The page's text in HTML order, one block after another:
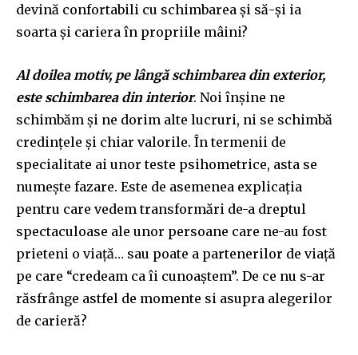
devină confortabili cu schimbarea și să-și ia
soarta și cariera în propriile mâini?
Al doilea motiv, pe lângă schimbarea din exterior,
este schimbarea din interior. Noi înșine ne
schimbăm și ne dorim alte lucruri, ni se schimbă
credințele și chiar valorile. În termenii de
specialitate ai unor teste psihometrice, asta se
numește fazare. Este de asemenea explicația
pentru care vedem transformări de-a dreptul
spectaculoase ale unor persoane care ne-au fost
prieteni o viață… sau poate a partenerilor de viață
pe care “credeam ca îi cunoaștem”. De ce nu s-ar
răsfrânge astfel de momente si asupra alegerilor
de carieră?